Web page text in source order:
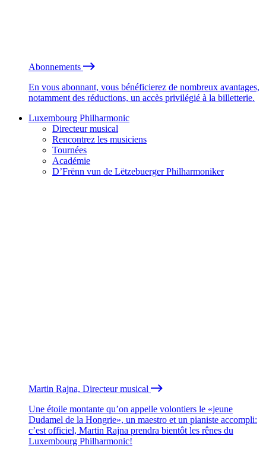
Abonnements
En vous abonnant, vous bénéficierez de nombreux avantages,
notamment des réductions, un accès privilégié à la billetterie.
Luxembourg Philharmonic
Directeur musical
Rencontrez les musiciens
Tournées
Académie
D’Frënn vun de Lëtzebuerger Philharmoniker
Martin Rajna, Directeur musical
Une étoile montante qu’on appelle volontiers le «jeune
Dudamel de la Hongrie», un maestro et un pianiste accompli:
c’est officiel, Martin Rajna prendra bientôt les rênes du
Luxembourg Philharmonic!